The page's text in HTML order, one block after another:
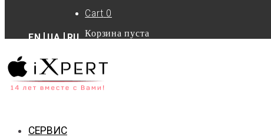
EN UA RU
Cart 0
Корзина пуста
СЕРВИС